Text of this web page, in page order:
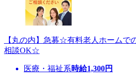
【丸の内】急募☆有料老人ホームで
相談OK☆
医療・福祉系時給1,300円